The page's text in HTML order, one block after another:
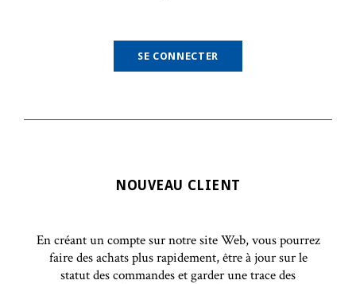
NOUVEAU CLIENT
En créant un compte sur notre site Web, vous pourrez
faire des achats plus rapidement, être à jour sur le
statut des commandes et garder une trace des